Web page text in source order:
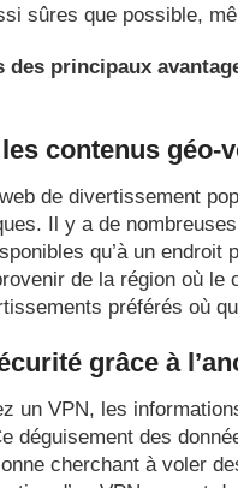
sûres que possible,
des principaux
contenus géo-
de divertissement
Il y a de
qu’à un
de la région où
préférés où
grâce à
un VPN, les
déguisement des
cherchant à voler